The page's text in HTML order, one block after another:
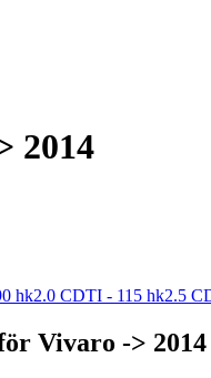
2014
hk2.0 CDTI - 115 hk2.5
Vivaro -> 2014